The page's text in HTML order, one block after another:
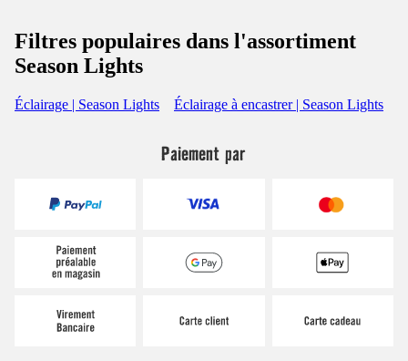
Filtres populaires dans l'assortiment
Season Lights
Éclairage | Season Lights Éclairage à encastrer | Season Lights
Paiement par